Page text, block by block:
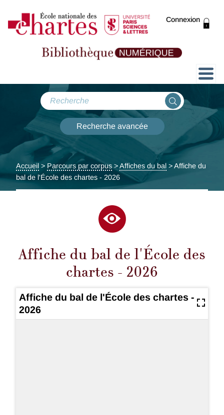
Connexion
Présentation
Collections
Expositions
ThENC@
Recherche avancée
Accueil > Parcours par corpus >Affiches du bal > Affiche du
bal de l'École des chartes - 2026
Affiche du bal de l'École des
chartes - 2026
Affiche du bal de l'École des chartes -
2026